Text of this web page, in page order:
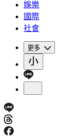
娛樂
國際
社會
更多